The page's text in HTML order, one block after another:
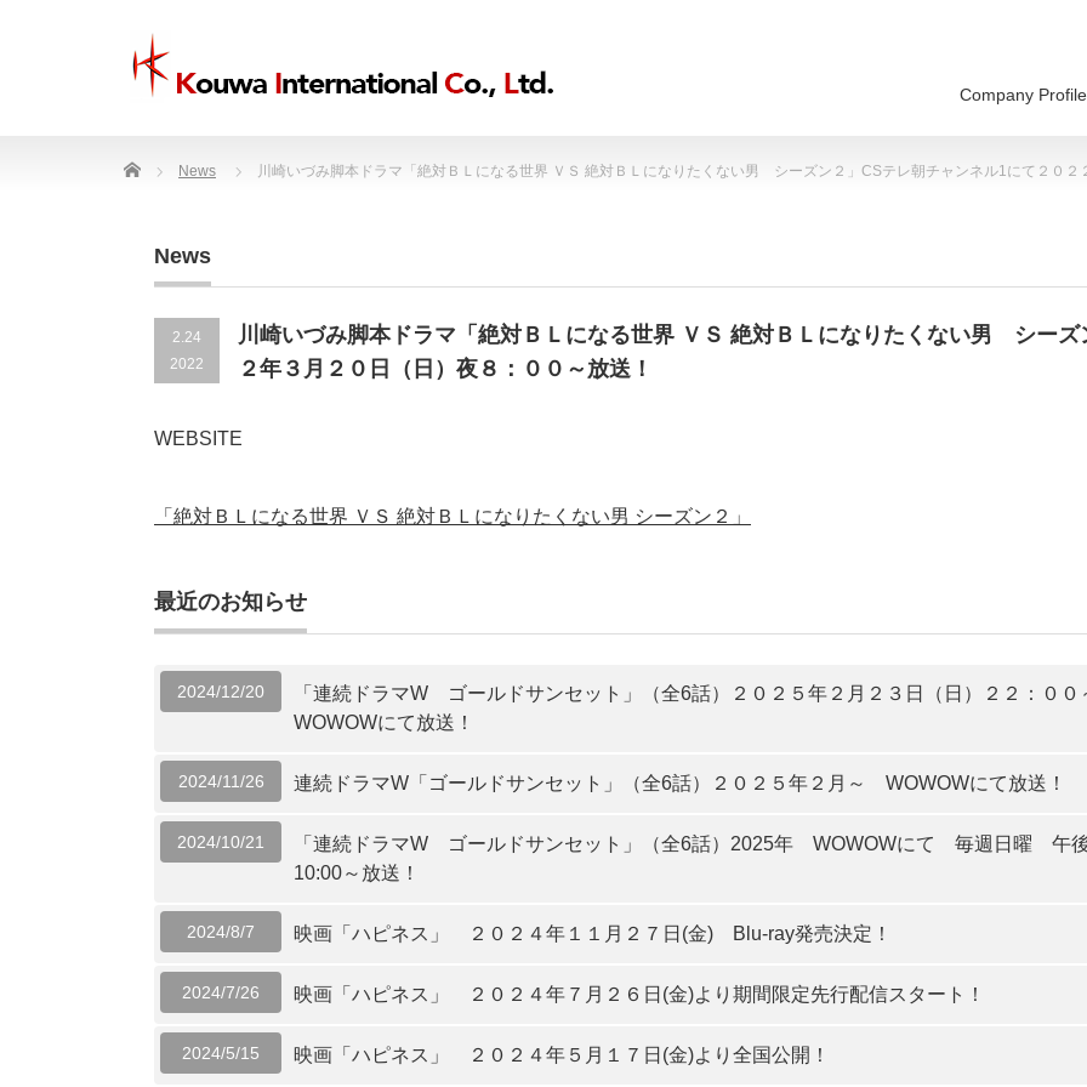
Company Profile
Home News 川崎いづみ脚本ドラマ「絶対ＢＬになる世界 ＶＳ 絶対ＢＬになりたくない男 シーズン２」CSテレ朝チャンネル1にて２０２
News
2.24
2022
川崎いづみ脚本ドラマ「絶対ＢＬになる世界 ＶＳ 絶対ＢＬになりたくない男 シーズ
２年３月２０日（日）夜８：００～放送！
WEBSITE
「絶対ＢＬになる世界 ＶＳ 絶対ＢＬになりたくない男 シーズン２」
最近のお知らせ
2024/12/20
「連続ドラマW ゴールドサンセット」（全6話）２０２５年２月２３日（日）２２：００
WOWOWにて放送！
2024/11/26 連続ドラマW「ゴールドサンセット」（全6話）２０２５年２月～ WOWOWにて放送！
2024/10/21
「連続ドラマW ゴールドサンセット」（全6話）2025年 WOWOWにて 毎週日曜 午
10:00～放送！
2024/8/7 映画「ハピネス」 ２０２４年１１月２７日(金) Blu-ray発売決定！
2024/7/26 映画「ハピネス」 ２０２４年７月２６日(金)より期間限定先行配信スタート！
2024/5/15 映画「ハピネス」 ２０２４年５月１７日(金)より全国公開！